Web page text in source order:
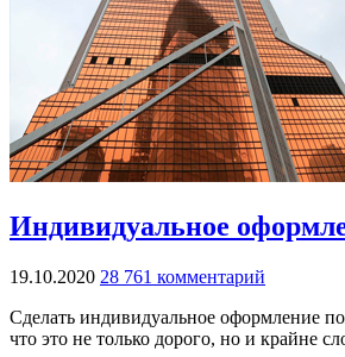
Индивидуальное
19.10.2020 28 761 комментарий
Сделать индивидуальное оформление
что это не только дорого, но и крайне